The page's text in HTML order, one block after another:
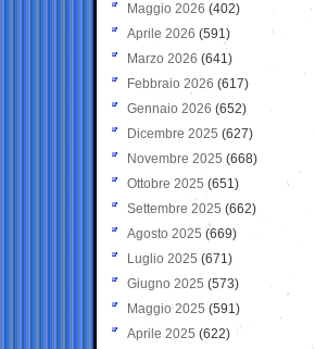
Maggio 2026 (402)
Aprile 2026 (591)
Marzo 2026 (641)
Febbraio 2026 (617)
Gennaio 2026 (652)
Dicembre 2025 (627)
Novembre 2025 (668)
Ottobre 2025 (651)
Settembre 2025 (662)
Agosto 2025 (669)
Luglio 2025 (671)
Giugno 2025 (573)
Maggio 2025 (591)
Aprile 2025 (622)